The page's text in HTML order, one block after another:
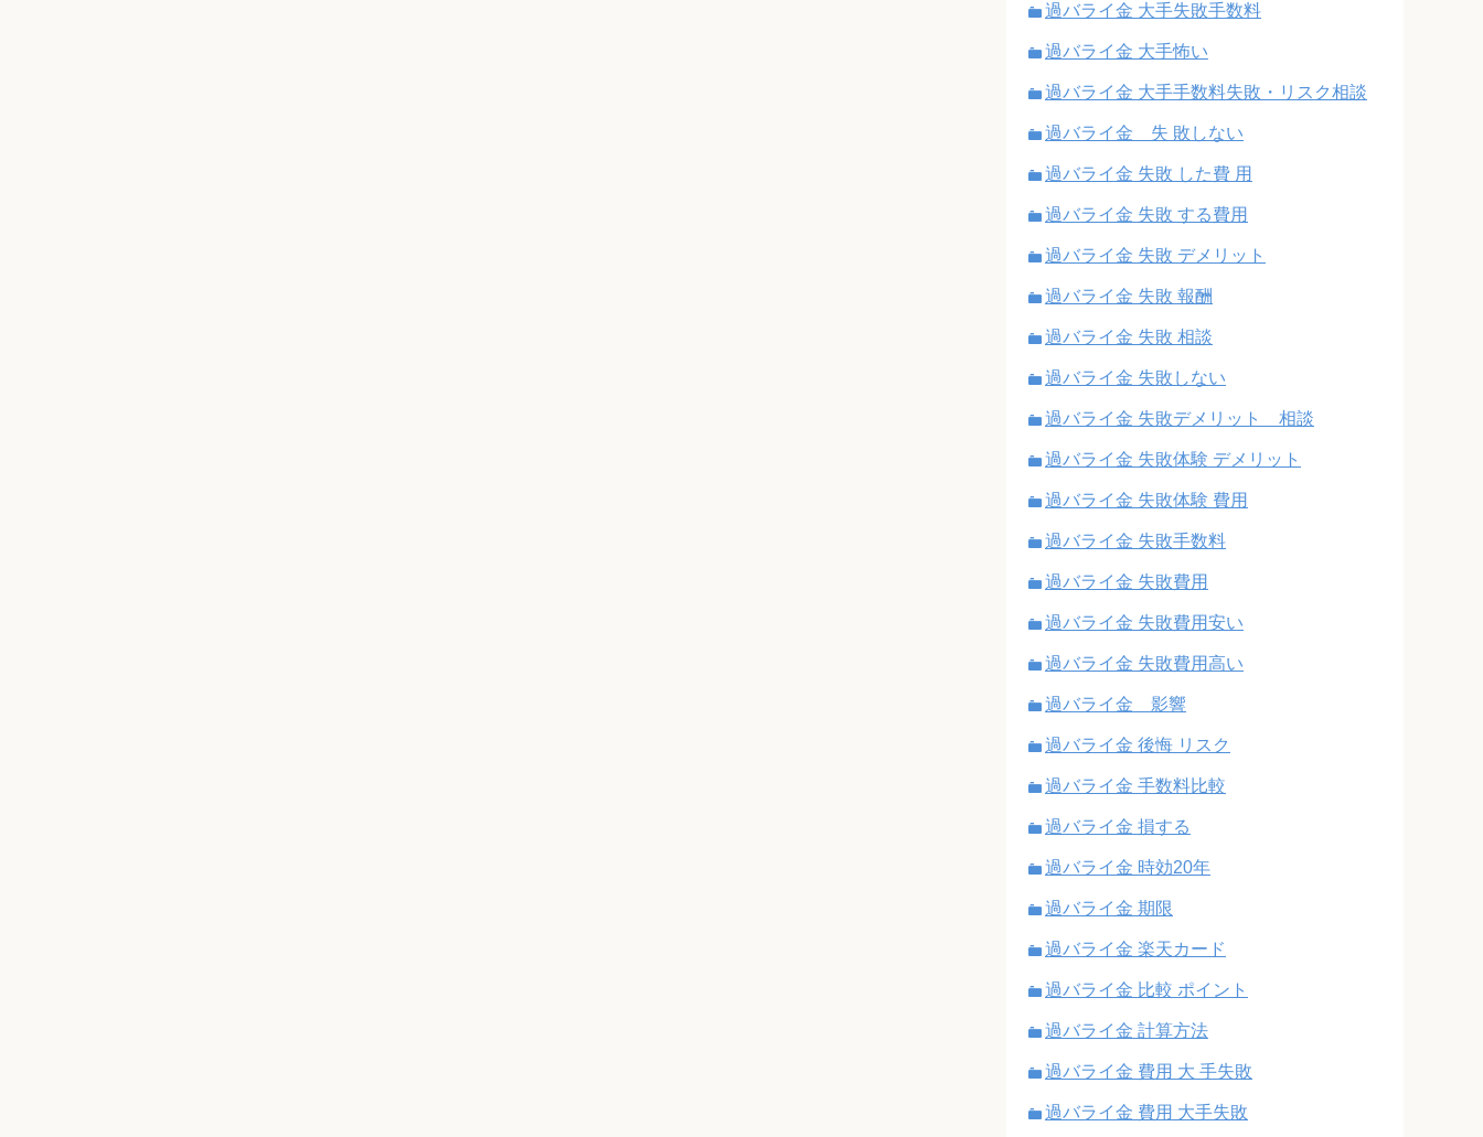
過バライ金 大手失敗手数料
過バライ金 大手怖い
過バライ金 大手手数料失敗・リスク相談
過バライ金 失 敗しない
過バライ金 失敗 した費 用
過バライ金 失敗 する費用
過バライ金 失敗 デメリット
過バライ金 失敗 報酬
過バライ金 失敗 相談
過バライ金 失敗しない
過バライ金 失敗デメリット 相談
過バライ金 失敗体験 デメリット
過バライ金 失敗体験 費用
過バライ金 失敗手数料
過バライ金 失敗費用
過バライ金 失敗費用安い
過バライ金 失敗費用高い
過バライ金 影響
過バライ金 後悔 リスク
過バライ金 手数料比較
過バライ金 損する
過バライ金 時効20年
過バライ金 期限
過バライ金 楽天カード
過バライ金 比較 ポイント
過バライ金 計算方法
過バライ金 費用 大 手失敗
過バライ金 費用 大手失敗